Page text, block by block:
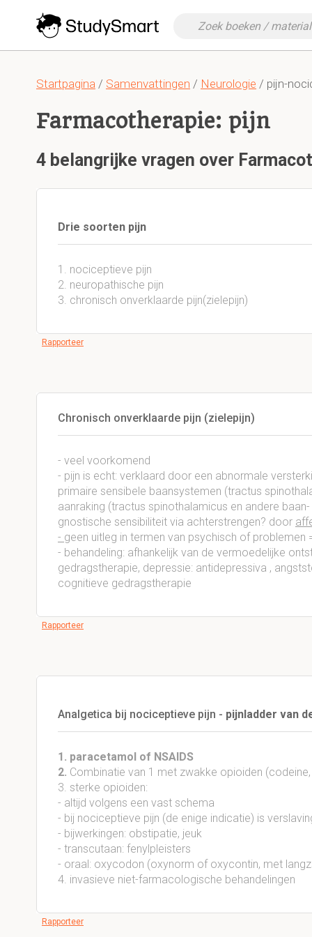
Startpagina / Samenvattingen / Neurologie / pijn-
Farmacotherapie: pijn
4 belangrijke vragen over
Drie soorten pijn
1. nociceptieve pijn
2. neuropathische pijn
3. chronisch onverklaarde pijn(zielepijn)
Rapporteer
Chronisch onverklaarde pijn (zielepijn)
- veel voorkomend
- pijn is echt: verklaard door een abnormale
primaire sensibele baansystemen (tractus
aanraking (tractus spinothalamicus en andere
gnostische sensibiliteit via achterstrengen? door
- geen uitleg in termen van psychisch of problemen
- behandeling: afhankelijk van de vermoedelijke
gedragstherapie, depressie: antidepressiva ,
cognitieve gedragstherapie
Rapporteer
Analgetica bij nociceptieve pijn - pijnladder van
1. paracetamol of NSAIDS
2. Combinatie van 1 met zwakke opioiden
3. sterke opioiden:
- altijd volgens een vast schema
- bij nociceptieve pijn (de enige indicatie) is
- bijwerkingen: obstipatie, jeuk
- transcutaan: fenylpleisters
- oraal: oxycodon (oxynorm of oxycontin, met
4. invasieve niet-farmacologische behandelingen
Rapporteer